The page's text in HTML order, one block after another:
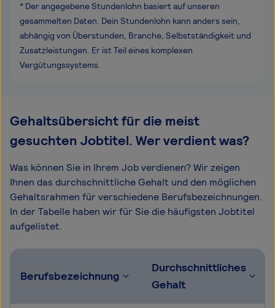
* Der angegebene Stundenlohn basiert auf unseren
gesammelten Daten. Dein Stundenlohn kann anders sein,
abhängig von Überstunden, Branche, Selbstständigkeit und
Zusatzleistungen. Er ist Teil eines komplexen
Vergütungssystems.
Gehaltsübersicht für die meist
gesuchten Jobtitel. Wer verdient was?
Was können Sie in Ihrem Job verdienen? Wir zeigen
Ihnen das durchschnittliche Gehalt und den möglichen
Gehaltsrahmen für verschiedene Berufsbezeichnungen.
In der Tabelle haben wir für Sie die häufigsten Jobtitel
aufgelistet.
Berufsbezeichnung
Durchschnittliches
Gehalt